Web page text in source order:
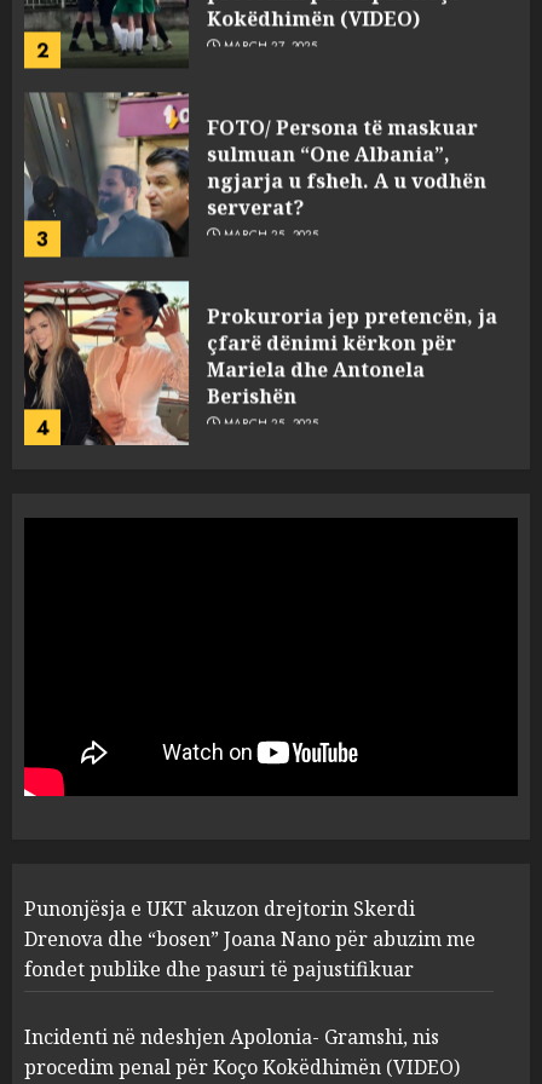
2
Kokëdhimën (VIDEO)
MARCH 27, 2025
3
FOTO/ Persona të maskuar
sulmuan “One Albania”,
ngjarja u fsheh. A u vodhën
serverat?
MARCH 25, 2025
4
Prokuroria jep pretencën, ja
çfarë dënimi kërkon për
Mariela dhe Antonela
Berishën
MARCH 25, 2025
1
“bosen” Joana Nano për
abuzim me fondet publike dhe
pasuri të pajustifikuar
2
Apolonia- Gramshi, nis
procedim penal për Koço
Kokëdhimën (VIDEO)
MARCH 27, 2025
FOTO/ Persona të maskuar
Punonjësja e UKT akuzon drejtorin Skerdi
Drenova dhe “bosen” Joana Nano për abuzim me
fondet publike dhe pasuri të pajustifikuar
Incidenti në ndeshjen Apolonia- Gramshi, nis
procedim penal për Koço Kokëdhimën (VIDEO)